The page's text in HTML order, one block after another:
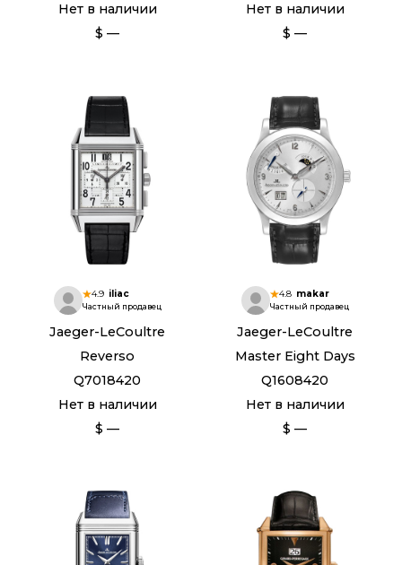
Нет в наличии
$ —
Нет в наличии
$ —
4.9 iliac
Частный продавец
Jaeger-LeCoultre
Reverso
Q7018420
Нет в наличии
$ —
4.8 makar
Частный продавец
Jaeger-LeCoultre
Master Eight Days
Q1608420
Нет в наличии
$ —